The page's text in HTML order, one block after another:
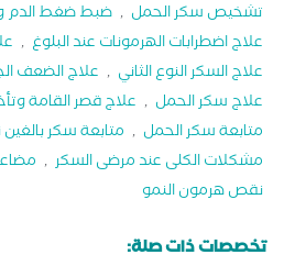
تشخيص سكر الحمل , ضبط ضغط الدم
علاج اضطرابات الهرمونات عند البلوغ ,
علاج السكر النوع الثاني , علاج الضعف
علاج سكر الحمل , علاج قصر القامة
متابعة سكر الحمل , متابعة سكر
مشكلات الكلى عند مرضى السكر ,
نقص هرمون النمو
تخصصات ذات صلة: